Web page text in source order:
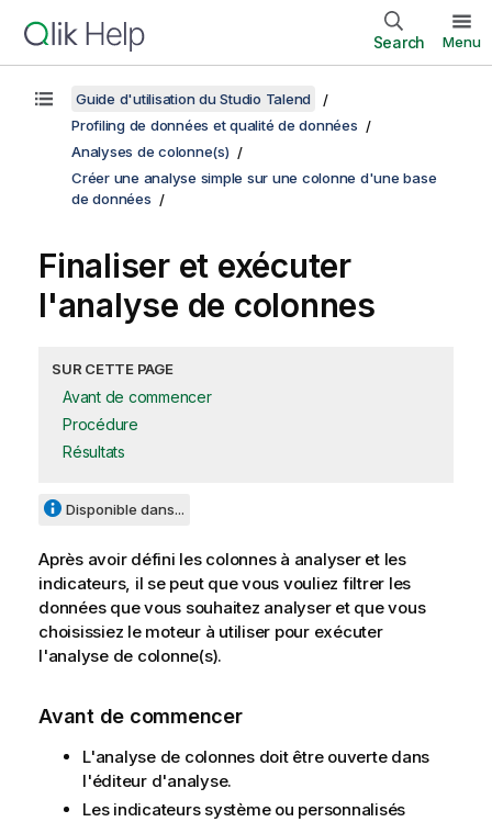
Search Menu
Guide d'utilisation du Studio Talend
Profiling de données et qualité de données
Analyses de colonne(s)
Créer une analyse simple sur une colonne d'une base
de données
Finaliser et exécuter
l'analyse de colonnes
SUR CETTE PAGE
Avant de commencer
Procédure
Résultats
Disponible dans...
Après avoir défini les colonnes à analyser et les
indicateurs, il se peut que vous vouliez filtrer les
données que vous souhaitez analyser et que vous
choisissiez le moteur à utiliser pour exécuter
l'analyse de colonne(s).
Avant de commencer
L'analyse de colonnes doit être ouverte dans
l'éditeur d'analyse.
Les indicateurs système ou personnalisés